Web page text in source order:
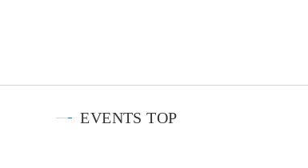
EVENTS TOP